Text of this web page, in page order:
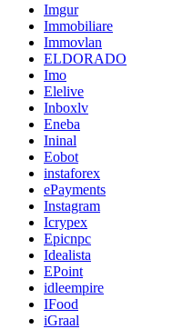
Imgur
Immobiliare
Immovlan
ELDORADO
Imo
Elelive
Inboxlv
Eneba
Ininal
Eobot
instaforex
ePayments
Instagram
Icrypex
Epicnpc
Idealista
EPoint
idleempire
IFood
iGraal